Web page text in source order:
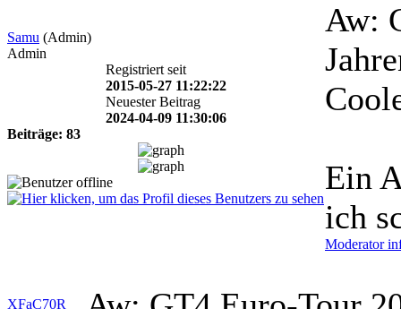
Samu (Admin)
Admin
Registriert seit
2015-05-27 11:22:22
Neuester Beitrag
2024-04-09 11:30:06
Beiträge: 83
Aw:
Ein
ich
Moderator
XFaC70R